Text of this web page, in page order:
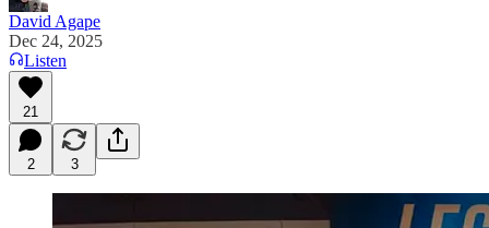
David Agape
Dec 24, 2025
Listen
21
2 3